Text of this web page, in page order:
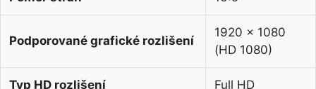
Podporované grafické rozlišení
1920 x 1080
(HD 1080)
Typ HD rozlišení Full HD